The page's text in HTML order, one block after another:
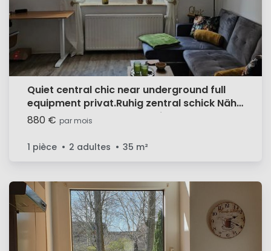
Quiet central chic near underground full
equipment privat.Ruhig zentral schick Nähe
U-Bahn Vollausstattung privat
880 € par mois
1 pièce 2 adultes 35 m²